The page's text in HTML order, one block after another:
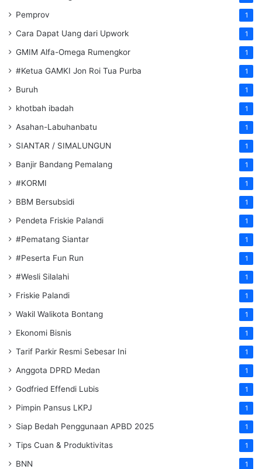
Pemprov 1
Cara Dapat Uang dari Upwork 1
GMIM Alfa-Omega Rumengkor 1
#Ketua GAMKI Jon Roi Tua Purba 1
Buruh 1
khotbah ibadah 1
Asahan-Labuhanbatu 1
SIANTAR / SIMALUNGUN 1
Banjir Bandang Pemalang 1
#KORMI 1
BBM Bersubsidi 1
Pendeta Friskie Palandi 1
#Pematang Siantar 1
#Peserta Fun Run 1
#Wesli Silalahi 1
Friskie Palandi 1
Wakil Walikota Bontang 1
Ekonomi Bisnis 1
Tarif Parkir Resmi Sebesar Ini 1
Anggota DPRD Medan 1
Godfried Effendi Lubis 1
Pimpin Pansus LKPJ 1
Siap Bedah Penggunaan APBD 2025 1
Tips Cuan & Produktivitas 1
BNN 1